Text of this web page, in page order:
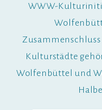
WWW-
Kulturstädte
Wolfenbüttel und